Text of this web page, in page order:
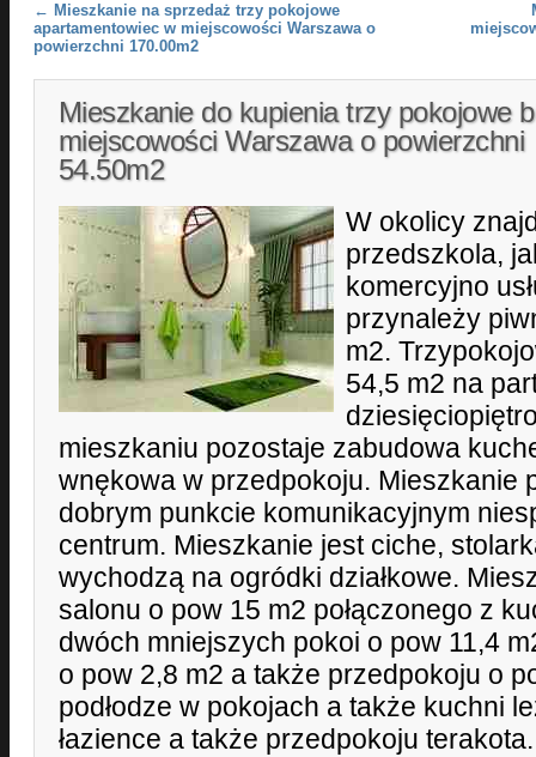
Post navigation
← Mieszkanie na sprzedaż trzy pokojowe
apartamentowiec w miejscowości Warszawa o
powierzchni 170.00m2
Mieszkanie do kupienia trzy pokojowe
miejscowości Warszawa o powierzchni
54.50m2
W okolicy
przedszkola,
komercyjno
przynależy
m2.
54,5 m2 na
mieszkaniu pozostaje zabudowa
wnękowa w przedpokoju. Mieszkanie
dobrym punkcie komunikacyjnym
centrum. Mieszkanie jest ciche,
wychodzą na ogródki działkowe.
salonu o pow 15 m2 połączonego z
dwóch mniejszych pokoi o pow 11,4
o pow 2,8 m2 a także przedpokoju o
podłodze w pokojach a także kuchni
łazience a także przedpokoju terakota.